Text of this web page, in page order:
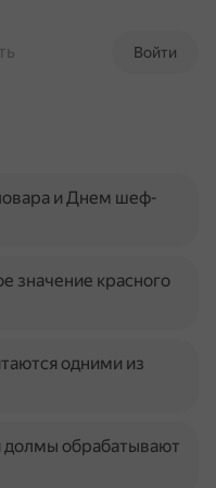
Войти
и Днем шеф-
значение красного
одними из
долмы обрабатывают